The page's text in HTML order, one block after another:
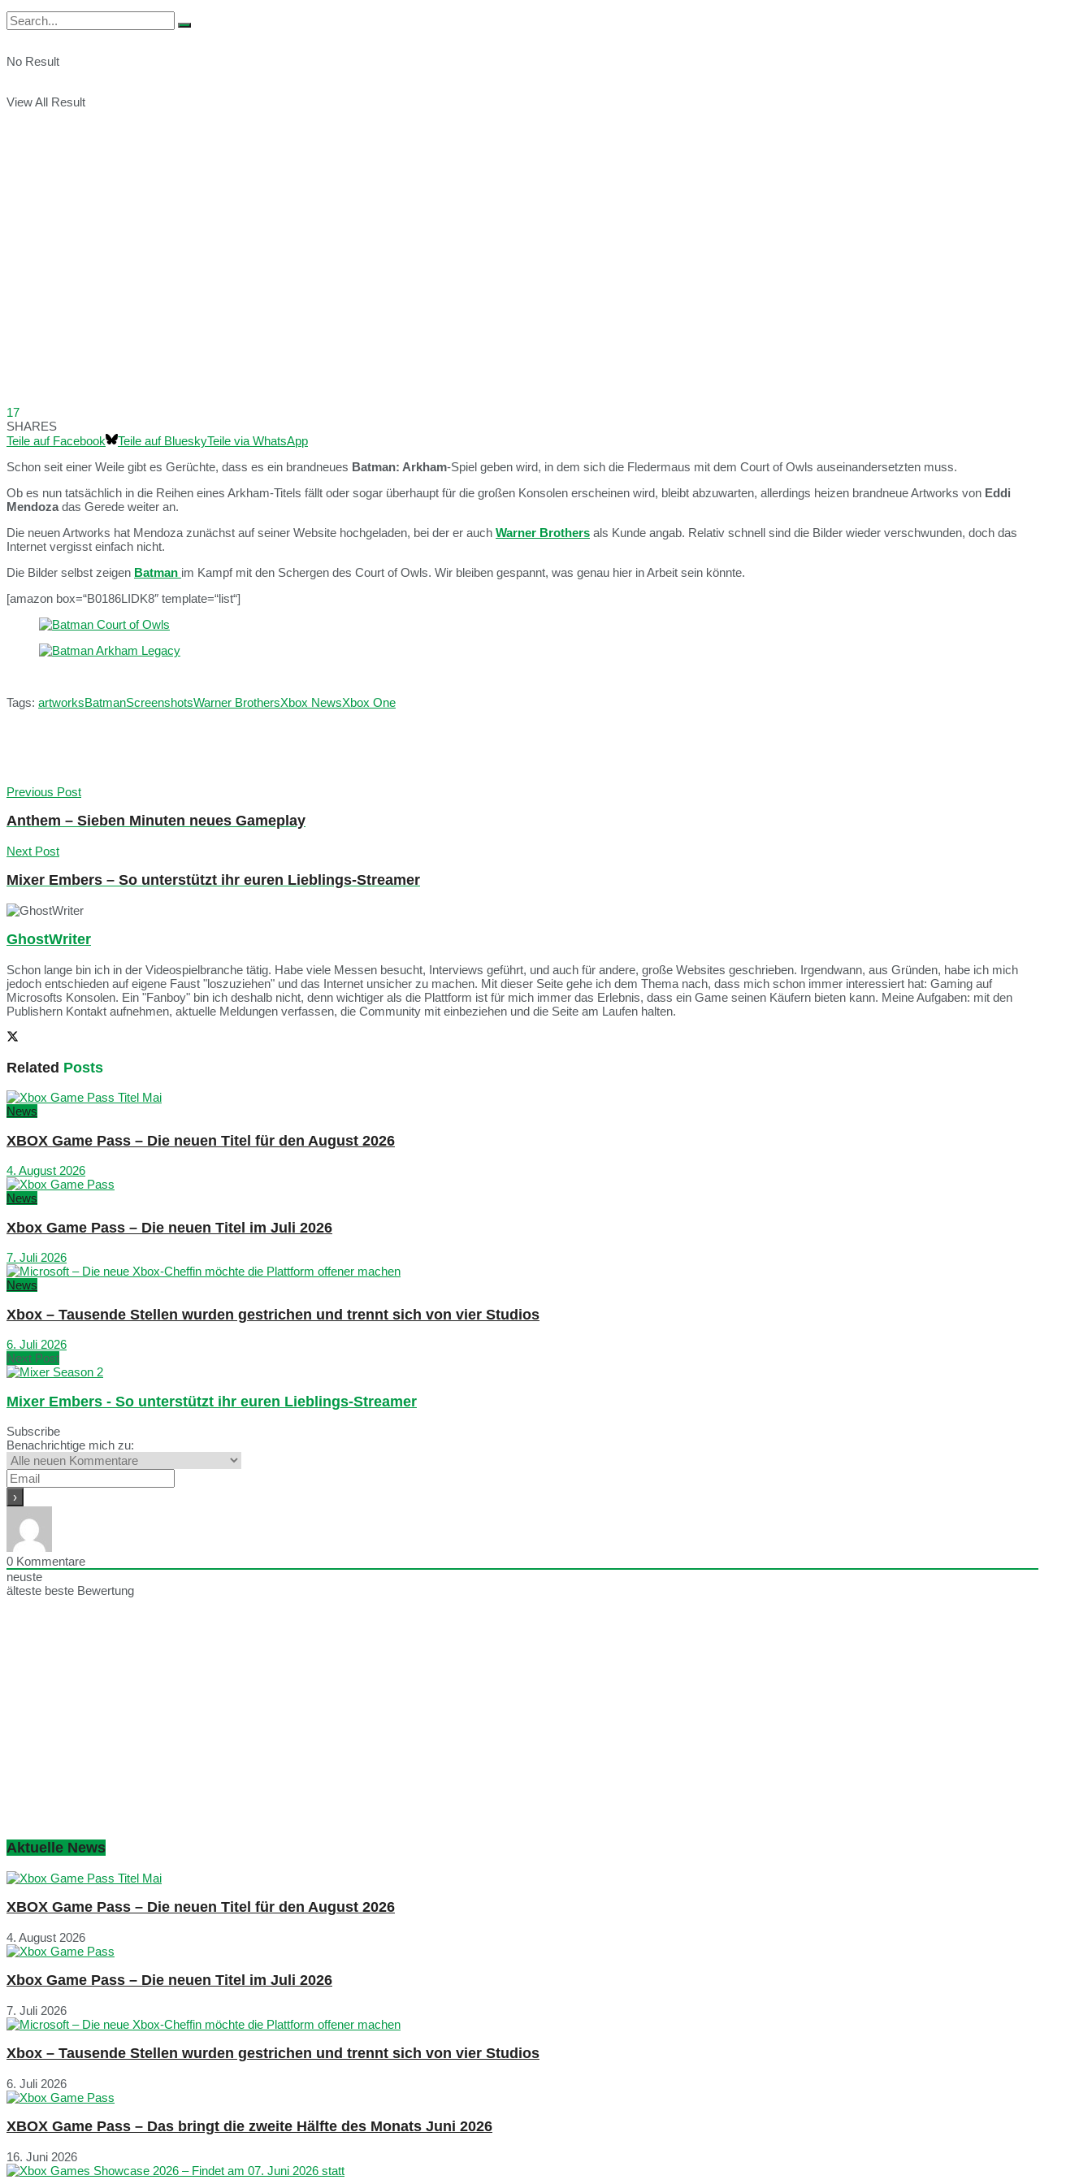
No Result
View All Result
17
SHARES
Teile auf Facebook
Teile auf BlueskyTeile via WhatsApp
Schon seit einer Weile gibt es Gerüchte, dass es ein brandneues Batman: Arkham-Spiel geben wird, in dem sich die Fledermaus mit dem Court of Owls auseinandersetzten muss.
Ob es nun tatsächlich in die Reihen eines Arkham-Titels fällt oder sogar überhaupt für die großen Konsolen erscheinen wird, bleibt abzuwarten, allerdings heizen brandneue Artworks von Eddi
Mendozadas Gerede weiter an.
Die neuen Artworks hat Mendoza zunächst auf seiner Website hochgeladen, bei der er auch Warner Brothers als Kunde angab. Relativ schnell sind die Bilder wieder verschwunden, doch das
Internet vergisst einfach nicht.
Die Bilder selbst zeigen Batman im Kampf mit den Schergen des Court of Owls. Wir bleiben gespannt, was genau hier in Arbeit sein könnte.
[amazon box=“B0186LIDK8″ template=“list“]
Tags: artworksBatmanScreenshotsWarner BrothersXbox NewsXbox One
Previous Post
Anthem – Sieben Minuten neues Gameplay
Next Post
Mixer Embers – So unterstützt ihr euren Lieblings-Streamer
GhostWriter
Schon lange bin ich in der Videospielbranche tätig. Habe viele Messen besucht, Interviews geführt, und auch für andere, große Websites geschrieben. Irgendwann, aus Gründen, habe ich mich
jedoch entschieden auf eigene Faust "loszuziehen" und das Internet unsicher zu machen. Mit dieser Seite gehe ich dem Thema nach, dass mich schon immer interessiert hat: Gaming auf
Microsofts Konsolen. Ein "Fanboy" bin ich deshalb nicht, denn wichtiger als die Plattform ist für mich immer das Erlebnis, dass ein Game seinen Käufern bieten kann. Meine Aufgaben: mit den
Publishern Kontakt aufnehmen, aktuelle Meldungen verfassen, die Community mit einbeziehen und die Seite am Laufen halten.
Related Posts
News
XBOX Game Pass – Die neuen Titel für den August 2026
4. August 2026
News
Xbox Game Pass – Die neuen Titel im Juli 2026
7. Juli 2026
News
Xbox – Tausende Stellen wurden gestrichen und trennt sich von vier Studios
6. Juli 2026
Next Post
Mixer Embers - So unterstützt ihr euren Lieblings-Streamer
Subscribe
Benachrichtige mich zu:
0 Kommentare
neuste
älteste beste Bewertung
Aktuelle News
XBOX Game Pass – Die neuen Titel für den August 2026
4. August 2026
Xbox Game Pass – Die neuen Titel im Juli 2026
7. Juli 2026
Xbox – Tausende Stellen wurden gestrichen und trennt sich von vier Studios
6. Juli 2026
XBOX Game Pass – Das bringt die zweite Hälfte des Monats Juni 2026
16. Juni 2026